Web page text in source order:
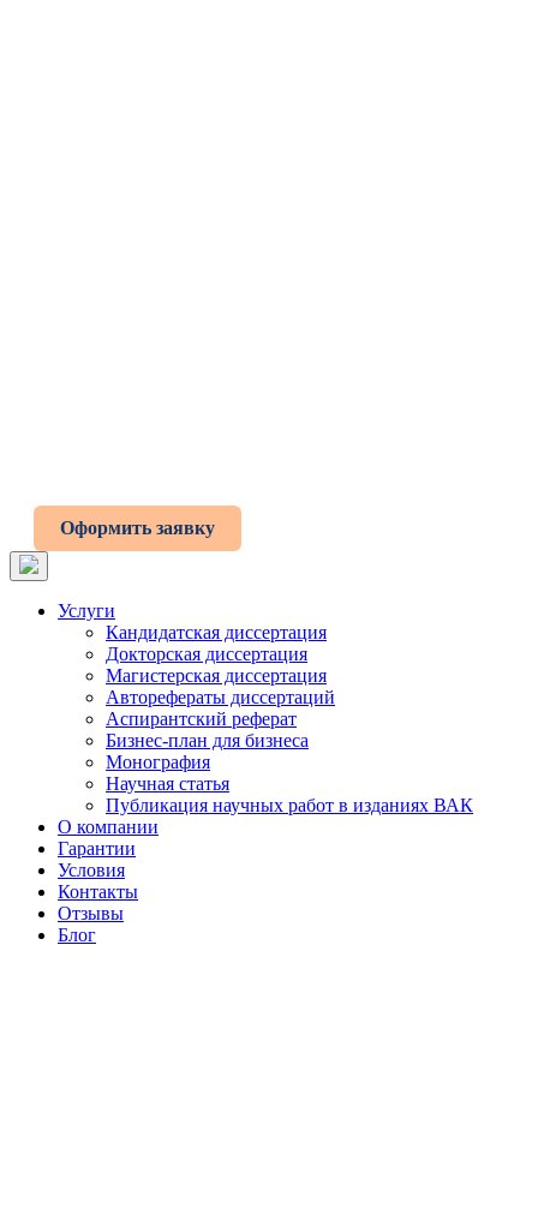
Оформить заявку
Услуги
Кандидатская диссертация
Докторская диссертация
Магистерская диссертация
Авторефераты диссертаций
Аспирантский реферат
Бизнес-план для бизнеса
Монография
Научная статья
Публикация научных работ в изданиях ВАК
О компании
Гарантии
Условия
Контакты
Отзывы
Блог